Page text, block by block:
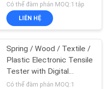
Có thể đàm phán MOQ:1 tập
LIÊN HỆ
Spring / Wood / Textile /
Plastic Electronic Tensile
Tester with Digital
Display
Có thể đàm phán MOQ:1